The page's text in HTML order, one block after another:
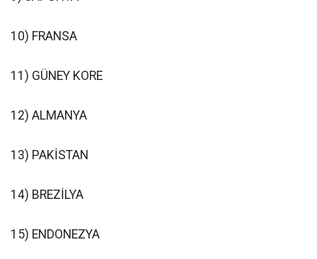
10) FRANSA
11) GÜNEY KORE
12) ALMANYA
13) PAKİSTAN
14) BREZİLYA
15) ENDONEZYA